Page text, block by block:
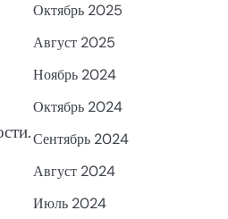
Октябрь 2025
Август 2025
Ноябрь 2024
Октябрь 2024
Сентябрь 2024
Август 2024
Июль 2024